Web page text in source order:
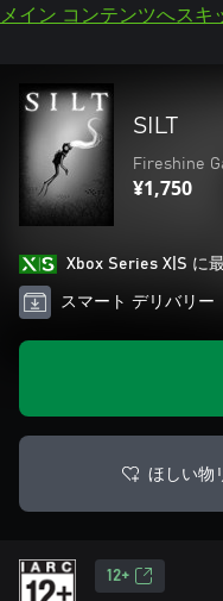
メイン コンテンツへスキ
SILT
Fireshine
¥1,750
Xbox Series X|S に
スマート デリバリー
ほしい物
12+